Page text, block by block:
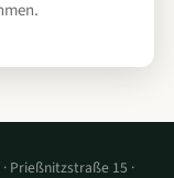
Prießnitzstraße 15 ·